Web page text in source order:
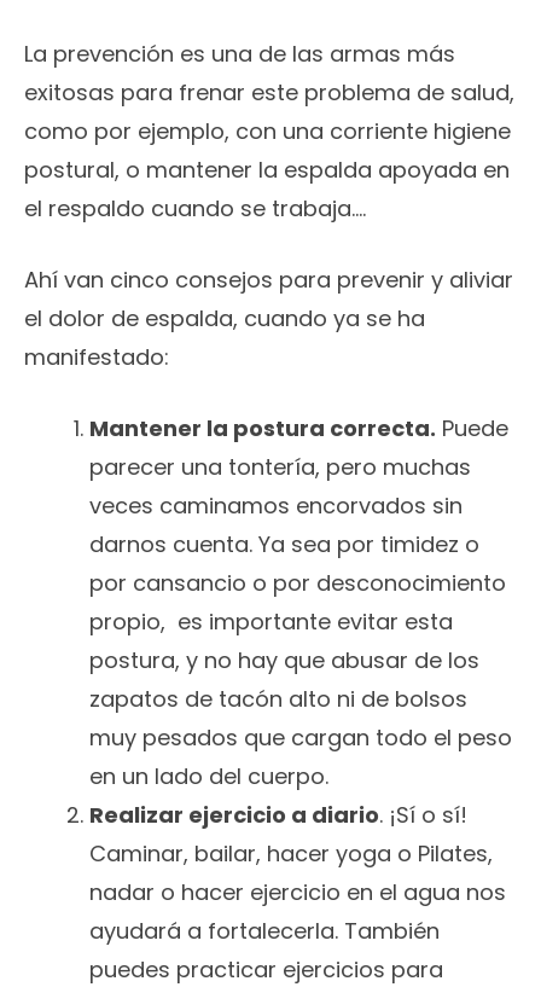
La prevención es una de las armas más
exitosas para frenar este problema de salud,
como por ejemplo, con una corriente higiene
postural, o mantener la espalda apoyada en
el respaldo cuando se trabaja….
Ahí van cinco consejos para prevenir y aliviar
el dolor de espalda, cuando ya se ha
manifestado:
Mantener la postura correcta. Puede
parecer una tontería, pero muchas
veces caminamos encorvados sin
darnos cuenta. Ya sea por timidez o
por cansancio o por desconocimiento
propio, es importante evitar esta
postura, y no hay que abusar de los
zapatos de tacón alto ni de bolsos
muy pesados que cargan todo el peso
en un lado del cuerpo.
Realizar ejercicio a diario. ¡Sí o sí!
Caminar, bailar, hacer yoga o Pilates,
nadar o hacer ejercicio en el agua nos
ayudará a fortalecerla. También
puedes practicar ejercicios para